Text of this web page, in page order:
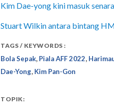
Kim Dae-yong kini masuk
Stuart Wilkin antara bintang
TAGS / KEYWORDS :
Bola Sepak, Piala AFF 2022,
Dae-Yong, Kim Pan-Gon
TOPIK: